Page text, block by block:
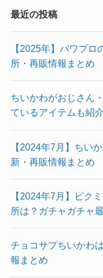
最近の投稿
【2025年】パワプ
所・再販情報まとめ
ちいかわがおじさん
ているアイテムも紹介
【2024年7月】ちい
新・再販情報まとめ
【2024年7月】ピク
所は？ガチャガチャ
チョコサプちいかわ
報まとめ